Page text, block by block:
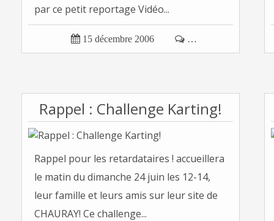
par ce petit reportage Vidéo...
 15 décembre 2006  …
Rappel : Challenge Karting!
Rappel pour les retardataires ! accueillera
le matin du dimanche 24 juin les 12-14,
leur famille et leurs amis sur leur site de
CHAURAY! Ce challenge...